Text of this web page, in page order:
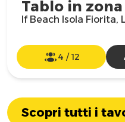
Tablo in zona
If Beach Isola Fiorita,
4 /12
Scopri tutti i